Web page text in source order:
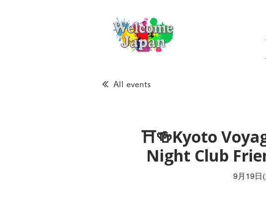
All events
⛩🍻Kyoto
Night Club
9月19日